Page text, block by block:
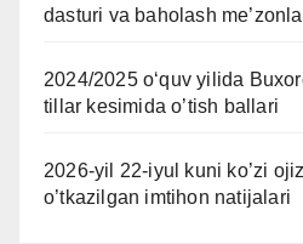
dasturi va baholash
2024/2025 oʻquv yilida
tillar kesimida o’tish ballari
2026-yil 22-iyul kuni ko’zi
o’tkazilgan imtihon natijalari